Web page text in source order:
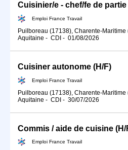
Cuisinier/e - chef/fe de partie
Emploi France Travail
Puilboreau (17138), Charente-Maritime
Aquitaine - CDI - 01/08/2026
Cuisiner autonome (H/F)
Emploi France Travail
Puilboreau (17138), Charente-Maritime
Aquitaine - CDI - 30/07/2026
Commis / aide de cuisine (H/
Emploi France Travail